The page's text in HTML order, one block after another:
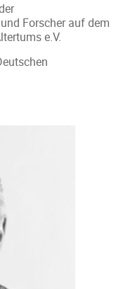
Forscher auf dem
e.V.